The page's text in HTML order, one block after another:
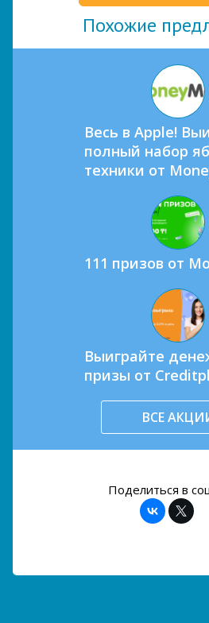
Похожие
Весь в Apple!
полный набор
техники от
111 призов от
Выиграйте
призы от
ВСЕ
Поделиться в